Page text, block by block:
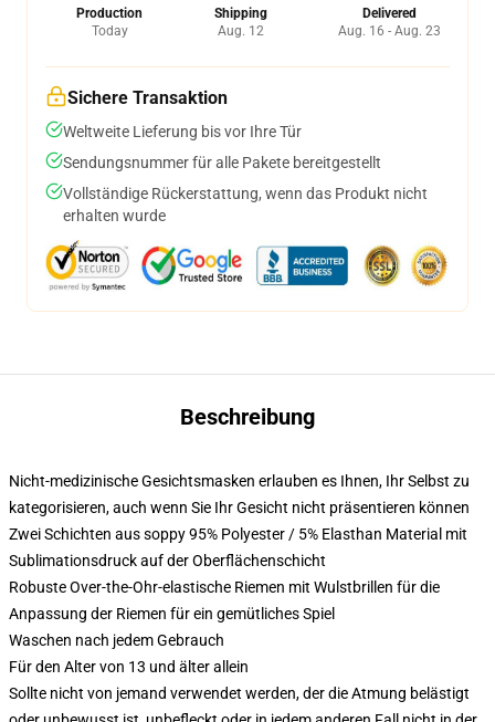
Production
Today
Shipping
Aug. 12
Delivered
Aug. 16 - Aug. 23
Sichere Transaktion
Weltweite Lieferung bis vor Ihre Tür
Sendungsnummer für alle Pakete bereitgestellt
Vollständige Rückerstattung, wenn das Produkt nicht
erhalten wurde
Beschreibung
Nicht-medizinische Gesichtsmasken erlauben es Ihnen, Ihr Selbst zu
kategorisieren, auch wenn Sie Ihr Gesicht nicht präsentieren können
Zwei Schichten aus soppy 95% Polyester / 5% Elasthan Material mit
Sublimationsdruck auf der Oberflächenschicht
Robuste Over-the-Ohr-elastische Riemen mit Wulstbrillen für die
Anpassung der Riemen für ein gemütliches Spiel
Waschen nach jedem Gebrauch
Für den Alter von 13 und älter allein
Sollte nicht von jemand verwendet werden, der die Atmung belästigt